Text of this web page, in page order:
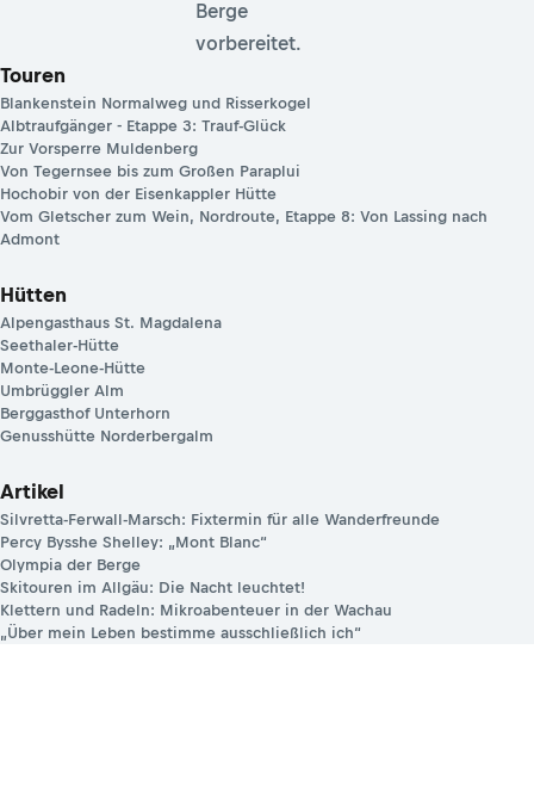
Berge
vorbereitet.
Touren
Blankenstein Normalweg und Risserkogel
Albtraufgänger - Etappe 3: Trauf-Glück
Zur Vorsperre Muldenberg
Von Tegernsee bis zum Großen Paraplui
Hochobir von der Eisenkappler Hütte
Vom Gletscher zum Wein, Nordroute, Etappe 8: Von Lassing nach
Admont
Hütten
Alpengasthaus St. Magdalena
Seethaler-Hütte
Monte-Leone-Hütte
Umbrüggler Alm
Berggasthof Unterhorn
Genusshütte Norderbergalm
Artikel
Silvretta-Ferwall-Marsch: Fixtermin für alle Wanderfreunde
Percy Bysshe Shelley: „Mont Blanc“
Olympia der Berge
Skitouren im Allgäu: Die Nacht leuchtet!
Klettern und Radeln: Mikroabenteuer in der Wachau
„Über mein Leben bestimme ausschließlich ich“